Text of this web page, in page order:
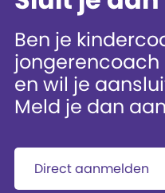
Ben je
en wil je
Meld je dan
Direct aanmelden